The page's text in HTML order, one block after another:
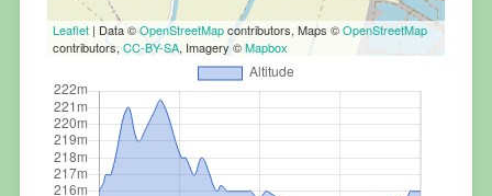
Leaflet| Data ©OpenStreetMapcontributors, Maps ©OpenStreetMap
contributors, CC-BY-SA, Imagery ©Mapbox